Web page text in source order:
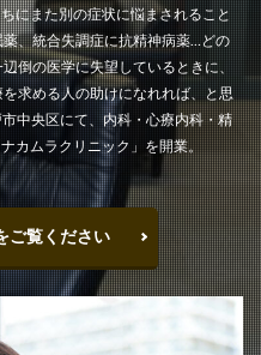
にまた別の症状に悩まされること
、統合失調症に抗精神病薬…どの
倒の医学に失望しているときに、
求める人の助けになれれば、と思
中央区にて、内科・心療内科・精
カムラクリニック」を開業。
ご覧ください